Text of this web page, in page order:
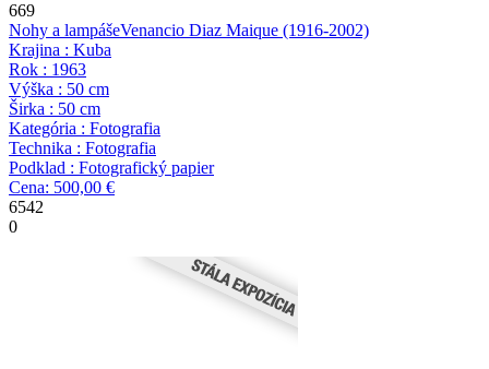
669
Nohy a lampášeVenancio Diaz Maique (1916-2002)
Krajina : Kuba
Rok : 1963
Výška : 50 cm
Širka : 50 cm
Kategória : Fotografia
Technika : Fotografia
Podklad : Fotografický papier
Cena: 500,00 €
6542
0